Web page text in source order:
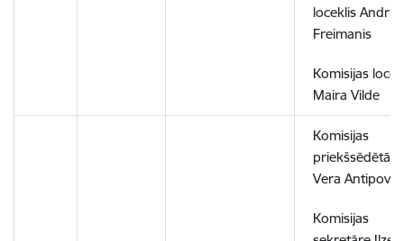
loceklis Andris
Freimanis
Komisijas
Maira Vilde
Komisijas
priekšsēdētāja
Vera Antipova
Komisijas